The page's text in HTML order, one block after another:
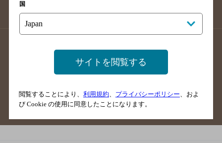
掲載店舗様ログイン
サイトマップ ご意見・ご感想
国
サイトを閲覧する
閲覧することにより、 利用規約、 プライバシーポリシー、およ
び Cookie の使用に同意したことになります。